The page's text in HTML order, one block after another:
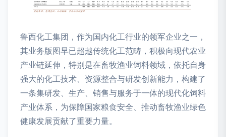
鲁西化工集团，作为国内化工行业的领军企业之一，
其业务版图早已超越传统化工范畴，积极向现代农业
产业链延伸，特别是在畜牧渔业饲料领域，依托自身
强大的化工技术、资源整合与研发创新能力，构建了
一条集研发、生产、销售与服务于一体的现代化饲料
产业体系，为保障国家粮食安全、推动畜牧渔业绿色
健康发展贡献了重要力量。